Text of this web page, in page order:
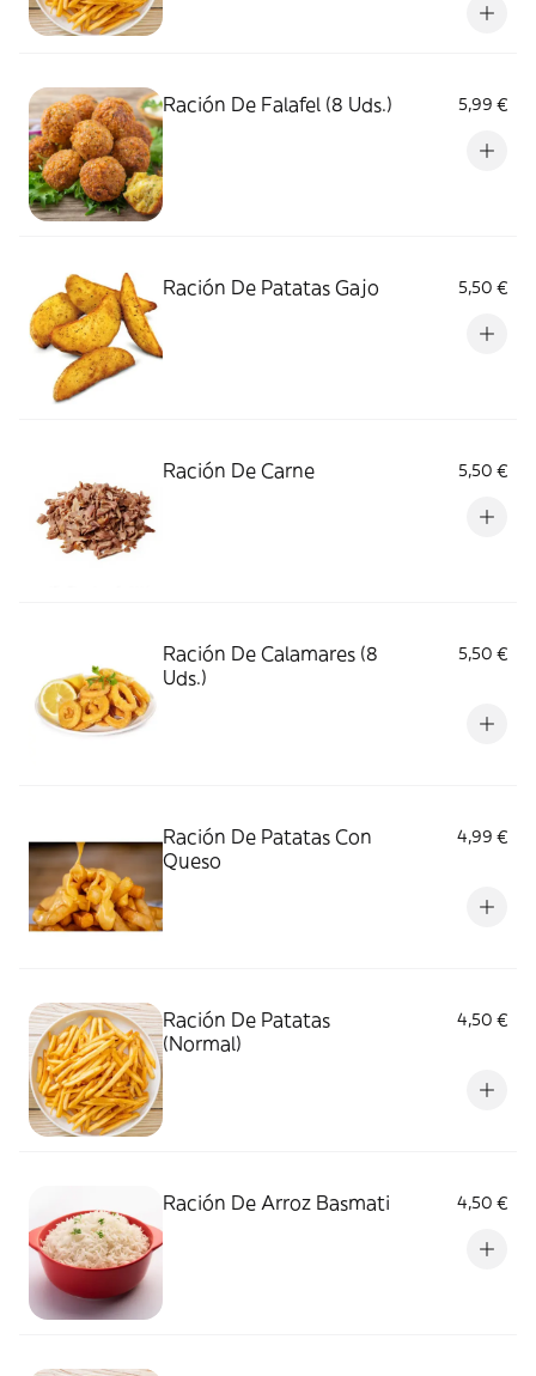
Ración De Falafel (8 Uds.) 5,99 €
Ración De Patatas Gajo 5,50 €
Ración De Carne 5,50 €
Ración De Calamares (8
Uds.)
5,50 €
Ración De Patatas Con
Queso
4,99 €
Ración De Patatas
(Normal)
4,50 €
Ración De Arroz Basmati 4,50 €